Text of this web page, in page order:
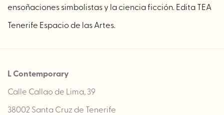
ensoñaciones simbolistas y la ciencia ficción. Edita TEA
Tenerife Espacio de las Artes.
L Contemporary
Calle Callao de Lima, 39
38002 Santa Cruz de Tenerife